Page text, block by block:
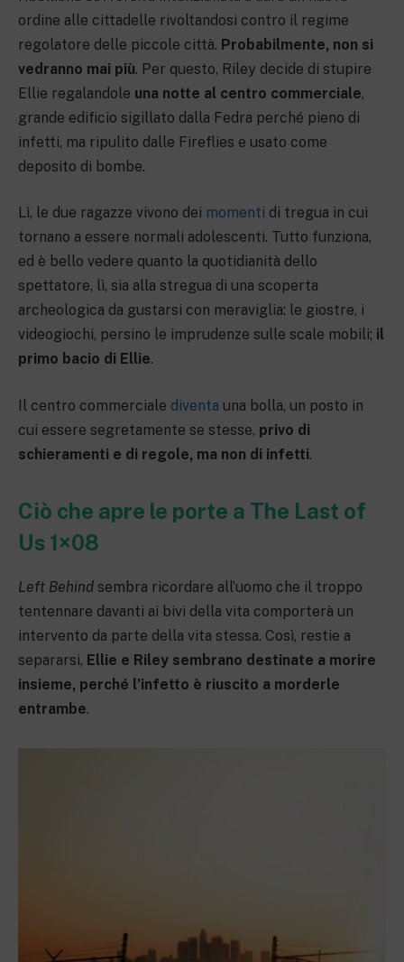
ordine alle cittadelle rivoltandosi contro il regime
regolatore delle piccole città. Probabilmente, non si
vedranno mai più. Per questo, Riley decide di stupire
Ellie regalandole una notte al centro commerciale,
grande edificio sigillato dalla Fedra perché pieno di
infetti, ma ripulito dalle Fireflies e usato come
deposito di bombe.
Lì, le due ragazze vivono dei momenti di tregua in cui
tornano a essere normali adolescenti. Tutto funziona,
ed è bello vedere quanto la quotidianità dello
spettatore, lì, sia alla stregua di una scoperta
archeologica da gustarsi con meraviglia: le giostre, i
videogiochi, persino le imprudenze sulle scale mobili; il
primo bacio di Ellie.
Il centro commerciale diventa una bolla, un posto in
cui essere segretamente se stesse, privo di
schieramenti e di regole, ma non di infetti.
Ciò che apre le porte a The Last of
Us 1×08
Left Behind sembra ricordare all’uomo che il troppo
tentennare davanti ai bivi della vita comporterà un
intervento da parte della vita stessa. Così, restie a
separarsi, Ellie e Riley sembrano destinate a morire
insieme, perché l’infetto è riuscito a morderle
entrambe.